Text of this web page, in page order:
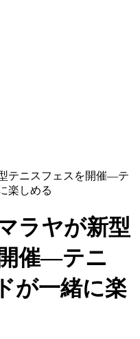
テニスフェスを開催―テ
楽しめる
ラヤが新型
催―テニ
が一緒に楽